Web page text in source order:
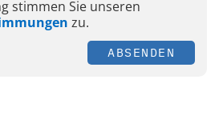
stimmen Sie unseren
zu.
ABSENDEN